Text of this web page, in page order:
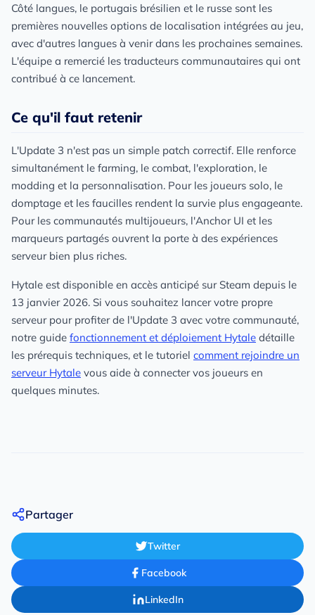
Côté langues, le portugais brésilien et le russe sont les
premières nouvelles options de localisation intégrées au jeu,
avec d'autres langues à venir dans les prochaines semaines.
L'équipe a remercié les traducteurs communautaires qui ont
contribué à ce lancement.
Ce qu'il faut retenir
L'Update 3 n'est pas un simple patch correctif. Elle renforce
simultanément le farming, le combat, l'exploration, le
modding et la personnalisation. Pour les joueurs solo, le
domptage et les faucilles rendent la survie plus engageante.
Pour les communautés multijoueurs, l'Anchor UI et les
marqueurs partagés ouvrent la porte à des expériences
serveur bien plus riches.
Hytale est disponible en accès anticipé sur Steam depuis le
13 janvier 2026. Si vous souhaitez lancer votre propre
serveur pour profiter de l'Update 3 avec votre communauté,
notre guide fonctionnement et déploiement Hytale détaille
les prérequis techniques, et le tutoriel comment rejoindre un
serveur Hytale vous aide à connecter vos joueurs en
quelques minutes.
Partager
Twitter
Facebook
LinkedIn